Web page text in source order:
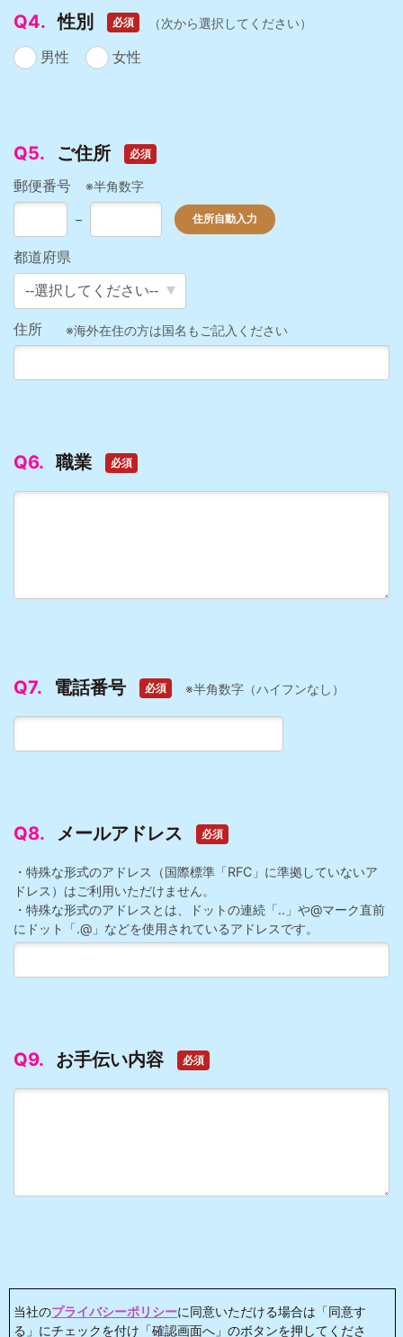
Q4. 性別 必須 （次から選択してください）
男性 女性
Q5. ご住所 必須
郵便番号 ※半角数字
－
都道府県
住所 ※海外在住の方は国名もご記入ください
Q6. 職業 必須
Q7. 電話番号 必須 ※半角数字（ハイフンなし）
Q8. メールアドレス 必須
・特殊な形式のアドレス（国際標準「RFC」に準拠していないア
ドレス）はご利用いただけません。
・特殊な形式のアドレスとは、ドットの連続「..」や@マーク直前
にドット「.@」などを使用されているアドレスです。
Q9. お手伝い内容 必須
当社のプライバシーポリシーに同意いただける場合は「同意す
る」にチェックを付け「確認画面へ」のボタンを押してくださ